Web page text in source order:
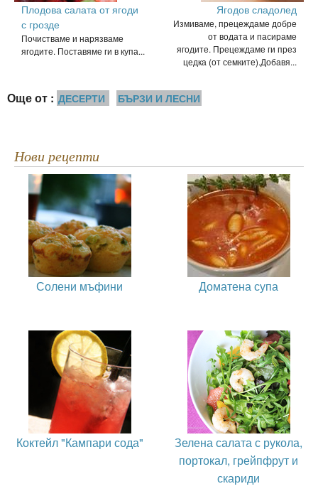
Плодова салата от ягоди
с грозде
Почистваме и нарязваме
ягодите. Поставяме ги в купа...
Ягодов сладолед
Измиваме, прецеждаме добре
от водата и пасираме
ягодите. Прецеждаме ги през
цедка (от семките).Добавя...
Още от : ДЕСЕРТИ БЪРЗИ И ЛЕСНИ
Нови рецепти
Солени мъфини Доматена супа
Коктейл "Кампари сода"
Зелена салата с рукола,
портокал, грейпфрут и
скариди